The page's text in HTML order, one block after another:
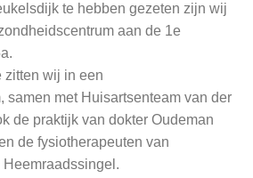
te hebben gezeten zijn wij
aan de 1e
zitten wij in een
samen met Huisartsenteam van der
de praktijk van dokter Oudeman
de fysiotherapeuten van